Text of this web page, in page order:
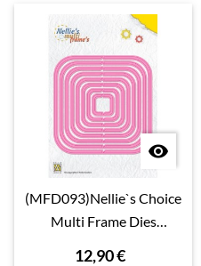

(MFD093)Nellie`s Choice
Multi Frame Dies
12,90 €